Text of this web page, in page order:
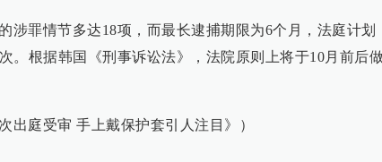
涉罪情节多达18项，而最长逮捕期限为6个月，法庭计划
。根据韩国《刑事诉讼法》，法院原则上将于10月前后
出庭受审 手上戴保护套引人注目》）